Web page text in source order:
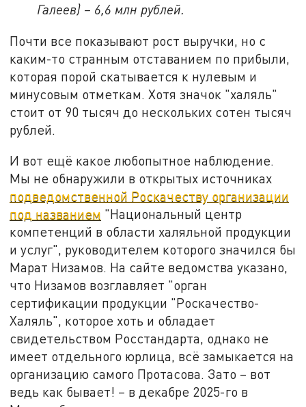
Галеев) – 6,6 млн рублей.
Почти все показывают рост выручки, но с
каким-то странным отставанием по прибыли,
которая порой скатывается к нулевым и
минусовым отметкам. Хотя значок "халяль"
стоит от 90 тысяч до нескольких сотен тысяч
рублей.
И вот ещё какое любопытное наблюдение.
Мы не обнаружили в открытых источниках
подведомственной Роскачеству организации
под названием "Национальный центр
компетенций в области халяльной продукции
и услуг", руководителем которого значился бы
Марат Низамов. На сайте ведомства указано,
что Низамов возглавляет "орган
сертификации продукции "Роскачество-
Халяль", которое хоть и обладает
свидетельством Росстандарта, однако не
имеет отдельного юрлица, всё замыкается на
организацию самого Протасова. Зато – вот
ведь как бывает! – в декабре 2025-го в